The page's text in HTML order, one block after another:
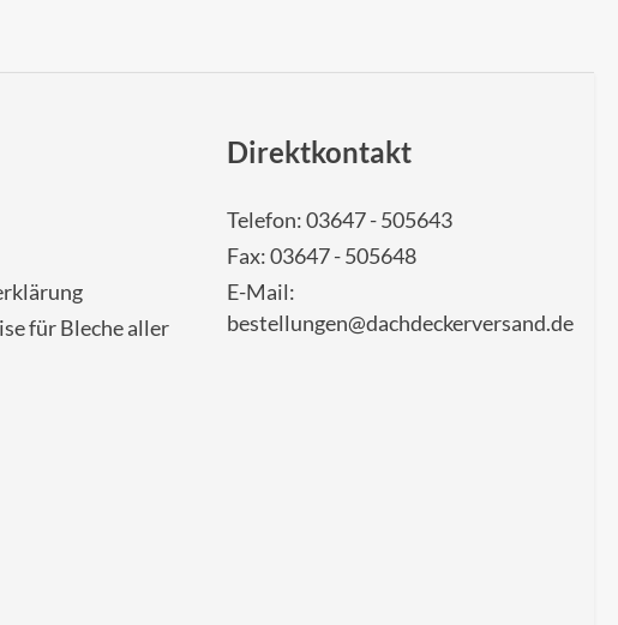
für Bleche aller
Direktkontakt
Telefon: 03647 - 505643
Fax: 03647 - 505648
E-Mail:
bestellungen@dachdeckerversand.de